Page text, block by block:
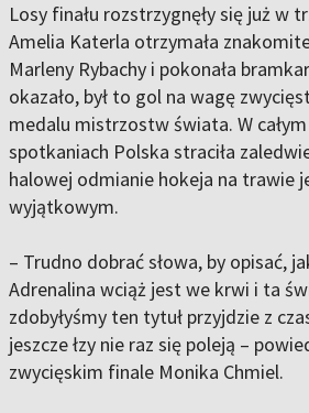
Losy finału rozstrzygnęły się już w
Amelia Katerla otrzymała
Marleny Rybachy i pokonała
okazało, był to gol na wagę
medalu mistrzostw świata. W
spotkaniach Polska straciła
halowej odmianie hokeja na trawie
wyjątkowym.
– Trudno dobrać słowa, by opisać,
Adrenalina wciąż jest we krwi i ta
zdobyłyśmy ten tytuł przyjdzie z
jeszcze łzy nie raz się poleją –
zwycięskim finale Monika Chmiel.